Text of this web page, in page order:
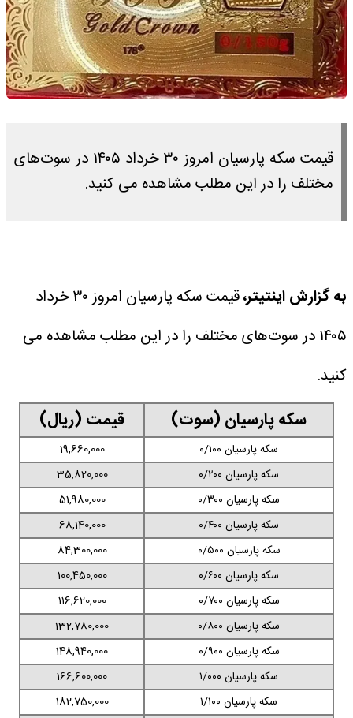
قیمت سکه پارسیان امروز ۳۰ خرداد ۱۴۰۵ در سوت‌های
مختلف را در این مطلب مشاهده می کنید.
به گزارش اینتیتر،
قیمت سکه پارسیان امروز ۳۰ خرداد
۱۴۰۵ در سوت‌های مختلف را در این مطلب مشاهده می
کنید.
سکه پارسیان (سوت) قیمت (ریال)
سکه پارسیان ۰/۱۰۰
19,660,000
سکه پارسیان ۰/۲۰۰
35,820,000
سکه پارسیان ۰/۳۰۰
51,980,000
سکه پارسیان ۰/۴۰۰
68,140,000
سکه پارسیان ۰/۵۰۰
84,300,000
سکه پارسیان ۰/۶۰۰
100,450,000
سکه پارسیان ۰/۷۰۰
116,620,000
سکه پارسیان ۰/۸۰۰
132,780,000
سکه پارسیان ۰/۹۰۰
148,940,000
سکه پارسیان ۱/۰۰۰
166,600,000
سکه پارسیان ۱/۱۰۰
182,750,000